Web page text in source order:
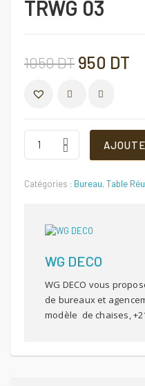
TRWG 03
1050DT Le
prix
initial
était :
950 DT
Table
Réunion
Réf.
Quantité
Catégories : Bureau, Table
WG DECO
WG DECO vous
de bureaux et
modèle de chaises,